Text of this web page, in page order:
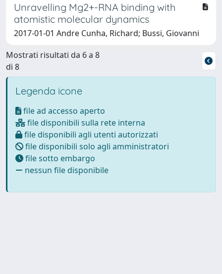
Unravelling Mg2+-RNA binding with
atomistic molecular dynamics
2017-01-01 Andre Cunha, Richard; Bussi, Giovanni
Mostrati risultati da 6 a 8
di 8
Legenda icone
file ad accesso aperto
file disponibili sulla rete interna
file disponibili agli utenti autorizzati
file disponibili solo agli amministratori
file sotto embargo
nessun file disponibile